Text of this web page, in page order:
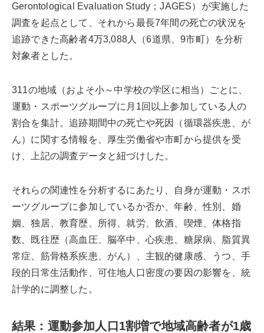
Gerontological Evaluation Study；JAGES）が実施した
調査を起点として、それから最長7年間の死亡の状況を
追跡できた高齢者4万3,088人（6道県、9市町）を分析
対象者とした。
311の地域（およそ小～中学校の学区に相当）ごとに、
運動・スポーツグループに月1回以上参加している人の
割合を集計。追跡期間中の死亡や死因（循環器疾患、が
ん）に関する情報を、厚生労働省や市町から提供を受
け、上記の調査データと紐づけした。
それらの関連性を分析するにあたり、自身が運動・スポ
ーツグループに参加しているか否か、年齢、性別、婚
姻、独居、教育歴、所得、就労、飲酒、喫煙、体格指
数、既往歴（高血圧、脳卒中、心疾患、糖尿病、脂質異
常症、筋骨格系疾患、がん）、主観的健康感、うつ、手
段的日常生活動作、可住地人口密度の要因の影響を、統
計学的に調整した。
結果：運動参加人口1割増で地域高齢者が1歳